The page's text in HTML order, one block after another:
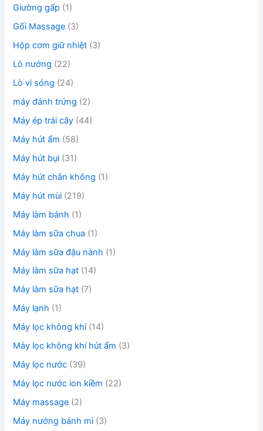
Giường gấp (1)
Gối Massage (3)
Hộp cơm giữ nhiệt (3)
Lò nướng (22)
Lò vi sóng (24)
máy đánh trứng (2)
Máy ép trái cây (44)
Máy hút ẩm (58)
Máy hút bụi (31)
Máy hút chân không (1)
Máy hút mùi (219)
Máy làm bánh (1)
Máy làm sữa chua (1)
Máy làm sữa đậu nành (1)
Máy làm sữa hạt (14)
Máy làm sữa hạt (7)
Máy lạnh (1)
Máy lọc không khí (14)
Máy lọc không khí hút ẩm (3)
Máy lọc nước (39)
Máy lọc nước ion kiềm (22)
Máy massage (2)
Máy nướng bánh mì (3)